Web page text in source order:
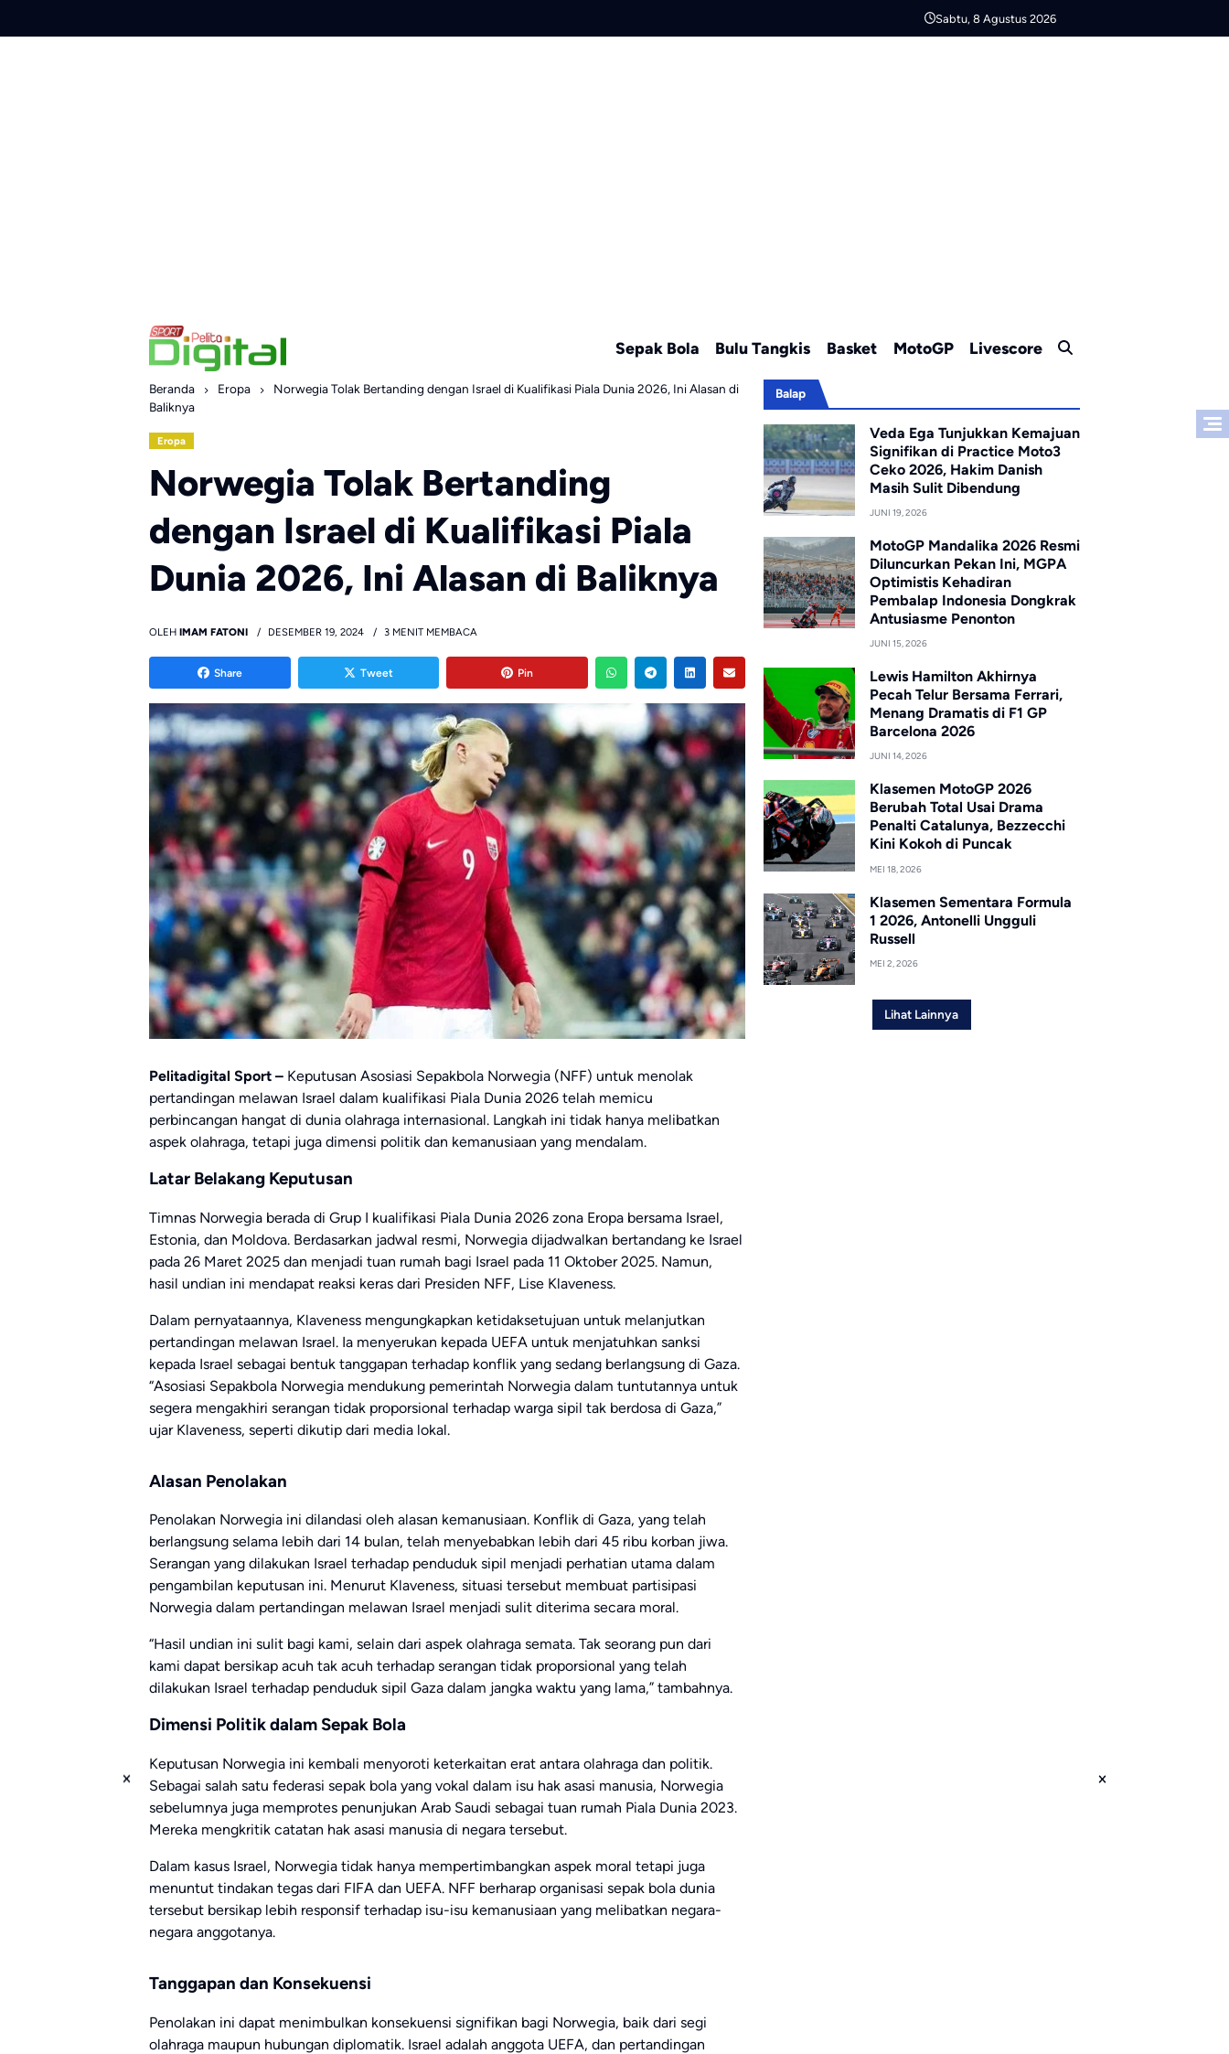
Sabtu, 8 Agustus 2026
Sepak Bola Bulu Tangkis Basket MotoGP Livescore
Beranda Eropa
Norwegia Tolak Bertanding dengan Israel di Kualifikasi Piala Dunia 2026, Ini Alasan di
Baliknya
Eropa
Norwegia Tolak Bertanding
dengan Israel di Kualifikasi Piala
Dunia 2026, Ini Alasan di Baliknya
OLEH IMAM FATONI DESEMBER 19, 2024 3 MENIT MEMBACA
Share Tweet Pin
Pelitadigital Sport – Keputusan Asosiasi Sepakbola Norwegia (NFF) untuk menolak
pertandingan melawan Israel dalam kualifikasi Piala Dunia 2026 telah memicu
perbincangan hangat di dunia olahraga internasional. Langkah ini tidak hanya melibatkan
aspek olahraga, tetapi juga dimensi politik dan kemanusiaan yang mendalam.
Latar Belakang Keputusan
Timnas Norwegia berada di Grup I kualifikasi Piala Dunia 2026 zona Eropa bersama Israel,
Estonia, dan Moldova. Berdasarkan jadwal resmi, Norwegia dijadwalkan bertandang ke Israel
pada 26 Maret 2025 dan menjadi tuan rumah bagi Israel pada 11 Oktober 2025. Namun,
hasil undian ini mendapat reaksi keras dari Presiden NFF, Lise Klaveness.
Dalam pernyataannya, Klaveness mengungkapkan ketidaksetujuan untuk melanjutkan
pertandingan melawan Israel. Ia menyerukan kepada UEFA untuk menjatuhkan sanksi
kepada Israel sebagai bentuk tanggapan terhadap konflik yang sedang berlangsung di Gaza.
“Asosiasi Sepakbola Norwegia mendukung pemerintah Norwegia dalam tuntutannya untuk
segera mengakhiri serangan tidak proporsional terhadap warga sipil tak berdosa di Gaza,”
ujar Klaveness, seperti dikutip dari media lokal.
Alasan Penolakan
Penolakan Norwegia ini dilandasi oleh alasan kemanusiaan. Konflik di Gaza, yang telah
berlangsung selama lebih dari 14 bulan, telah menyebabkan lebih dari 45 ribu korban jiwa.
Serangan yang dilakukan Israel terhadap penduduk sipil menjadi perhatian utama dalam
pengambilan keputusan ini. Menurut Klaveness, situasi tersebut membuat partisipasi
Norwegia dalam pertandingan melawan Israel menjadi sulit diterima secara moral.
“Hasil undian ini sulit bagi kami, selain dari aspek olahraga semata. Tak seorang pun dari
kami dapat bersikap acuh tak acuh terhadap serangan tidak proporsional yang telah
dilakukan Israel terhadap penduduk sipil Gaza dalam jangka waktu yang lama,” tambahnya.
Dimensi Politik dalam Sepak Bola
Keputusan Norwegia ini kembali menyoroti keterkaitan erat antara olahraga dan politik.
Sebagai salah satu federasi sepak bola yang vokal dalam isu hak asasi manusia, Norwegia
sebelumnya juga memprotes penunjukan Arab Saudi sebagai tuan rumah Piala Dunia 2023.
Mereka mengkritik catatan hak asasi manusia di negara tersebut.
Dalam kasus Israel, Norwegia tidak hanya mempertimbangkan aspek moral tetapi juga
menuntut tindakan tegas dari FIFA dan UEFA. NFF berharap organisasi sepak bola dunia
tersebut bersikap lebih responsif terhadap isu-isu kemanusiaan yang melibatkan negara-
negara anggotanya.
Tanggapan dan Konsekuensi
Penolakan ini dapat menimbulkan konsekuensi signifikan bagi Norwegia, baik dari segi
olahraga maupun hubungan diplomatik. Israel adalah anggota UEFA, dan pertandingan
Balap
Veda Ega Tunjukkan Kemajuan
Signifikan di Practice Moto3
Ceko 2026, Hakim Danish
Masih Sulit Dibendung
JUNI 19, 2026
MotoGP Mandalika 2026 Resmi
Diluncurkan Pekan Ini, MGPA
Optimistis Kehadiran
Pembalap Indonesia Dongkrak
Antusiasme Penonton
JUNI 15, 2026
Lewis Hamilton Akhirnya
Pecah Telur Bersama Ferrari,
Menang Dramatis di F1 GP
Barcelona 2026
JUNI 14, 2026
Klasemen MotoGP 2026
Berubah Total Usai Drama
Penalti Catalunya, Bezzecchi
Kini Kokoh di Puncak
MEI 18, 2026
Klasemen Sementara Formula
1 2026, Antonelli Ungguli
Russell
MEI 2, 2026
Lihat Lainnya